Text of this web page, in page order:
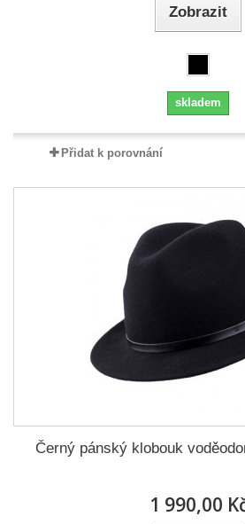
Zobrazit
skladem
Přidat k porovnání
Černý pánský klobouk
1 990,00